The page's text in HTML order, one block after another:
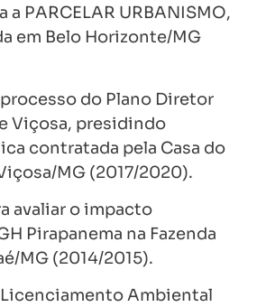
a PARCELAR URBANISMO,
em Belo Horizonte/MG
do Plano Diretor
Viçosa, presidindo
contratada pela Casa do
MG (2017/2020).
avaliar o impacto
Pirapanema na Fazenda
MG (2014/2015).
Ambiental